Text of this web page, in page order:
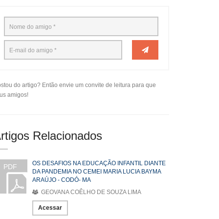
do artigo? Então envie um convite de leitura para que
amigos!
Relacionados
PDF
OS DESAFIOS NA EDUCAÇÃO INFANTIL DIANTE
DA PANDEMIA NO CEMEI MARIA LUCIA BAYMA
ARAÚJO - CODÓ- MA
GEOVANA COÊLHO DE SOUZA LIMA
Acessar